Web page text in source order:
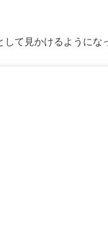
て見かけるようにな